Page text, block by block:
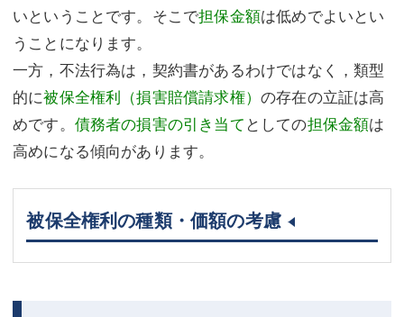
いということです。そこで担保金額は低めでよいとい
うことになります。
一方，不法行為は，契約書があるわけではなく，類型
的に被保全権利（損害賠償請求権） の存在の立証は高
めです。 債務者の損害の引き当て としての担保金額は
高めになる傾向があります。
被保全権利の種類・価額の考慮